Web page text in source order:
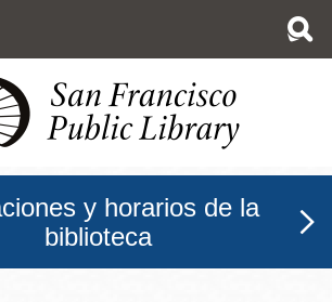
y horarios de la
biblioteca